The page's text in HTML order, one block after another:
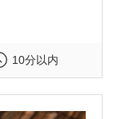
10分以内